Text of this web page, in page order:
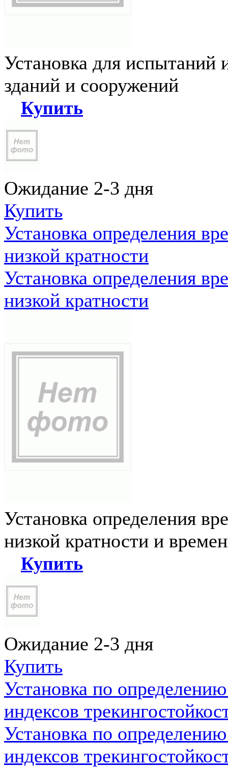
Установка для испытаний
зданий и сооружений
Купить
Ожидание 2-3 дня
Купить
Установка определения
низкой кратности
Установка определения
низкой кратности
Установка определения
низкой кратности и
Купить
Ожидание 2-3 дня
Купить
Установка по
индексов
Установка по
индексов